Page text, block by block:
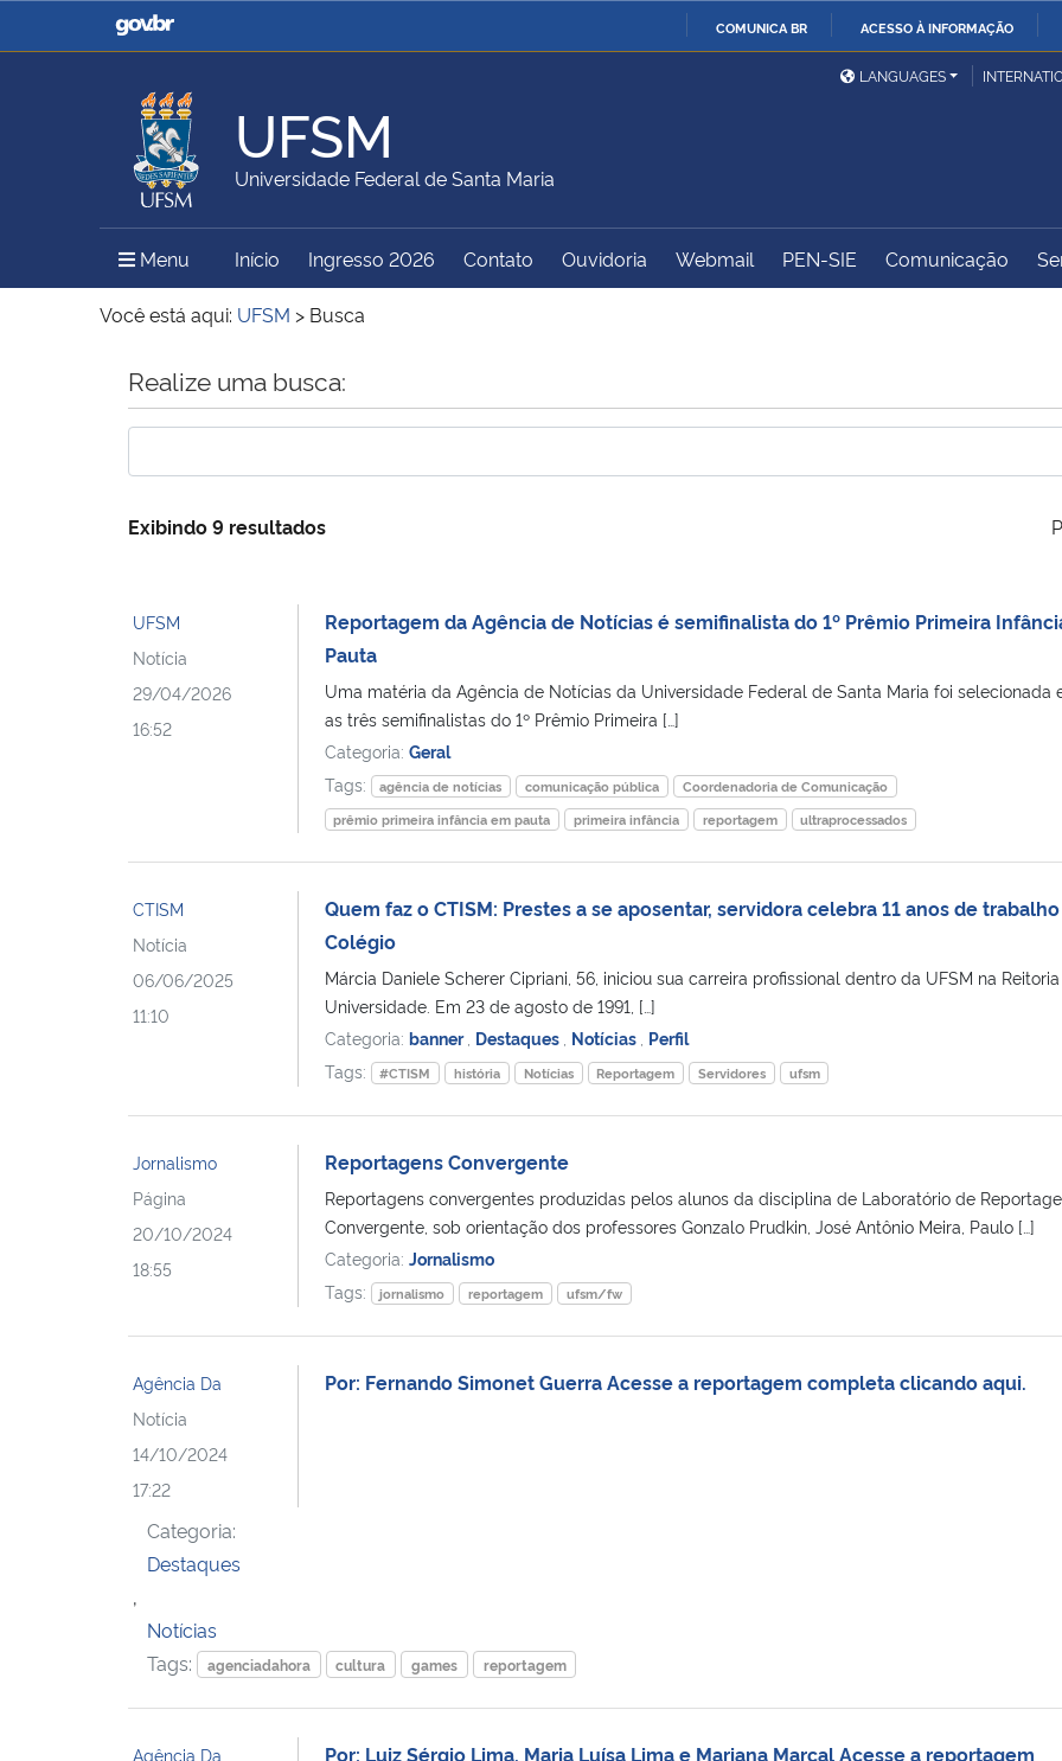
COMUNICA BR ACESSO À INFORMAÇÃO
Casa Civil
Ministério da Justiça e
Ministério da Defesa
Ministério das Relações
Exteriores
Ministério da Agricultura,
Pecuária e Abastecimento
Ministério da Educação
Ministério do Meio Ambiente Ministério do Turismo
Ministério do
Controladoria-Geral da
LANGUAGES
UFSM
Universidade Federal de Santa Maria
Menu Menu Principal do Sítio
Início Ingresso 2026 Contato Ouvidoria Webmail PEN-SIE Comunicação
Você está aqui: UFSM > Busca
Início do conteúdo
Realize uma busca:
Exibindo 9 resultados
UFSM
Notícia
29/04/2026
16:52
Reportagem da Agência de Notícias é semifinalista do 1º Prêmio Primeira
Pauta
Uma matéria da Agência de Notícias da Universidade Federal de Santa Maria foi selecionada
as três semifinalistas do 1º Prêmio Primeira […]
Categoria: Geral
Tags:
agência de notícias comunicação pública
Coordenadoria de Comunicação
prêmio primeira infância em pauta
primeira infância reportagem ultraprocessados
CTISM
Notícia
06/06/2025
11:10
Quem faz o CTISM: Prestes a se aposentar, servidora celebra 11 anos de
Colégio
Márcia Daniele Scherer Cipriani, 56, iniciou sua carreira profissional dentro da UFSM na
Universidade. Em 23 de agosto de 1991, […]
Categoria: banner Destaques Notícias Perfil
Tags:
#CTISM história Notícias Reportagem Servidores ufsm
Jornalismo
Página
20/10/2024
18:55
Reportagens Convergente
Reportagens convergentes produzidas pelos alunos da disciplina de Laboratório de
Convergente, sob orientação dos professores Gonzalo Prudkin, José Antônio Meira, Paulo […]
Categoria: Jornalismo
Tags:
jornalismo reportagem ufsm/fw
Agência Da
Notícia
14/10/2024
17:22
Por: Fernando Simonet Guerra Acesse a reportagem completa clicando aqui.
Categoria:
Destaques
,
Notícias
Tags:
agenciadahora cultura games reportagem
Agência Da
Por: Luiz Sérgio Lima, Maria Luísa Lima e Mariana Marçal Acesse a reportagem